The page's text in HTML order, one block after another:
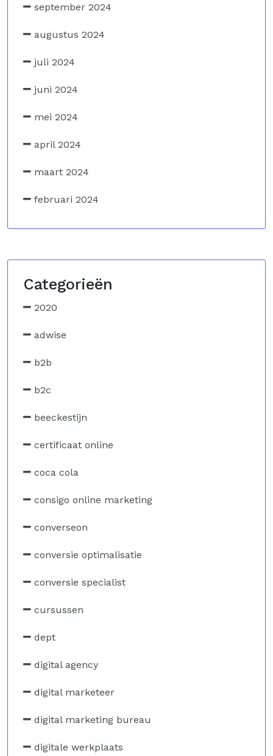
september 2024
augustus 2024
juli 2024
juni 2024
mei 2024
april 2024
maart 2024
februari 2024
Categorieën
2020
adwise
b2b
b2c
beeckestijn
certificaat online
coca cola
consigo online marketing
converseon
conversie optimalisatie
conversie specialist
cursussen
dept
digital agency
digital marketeer
digital marketing bureau
digitale werkplaats